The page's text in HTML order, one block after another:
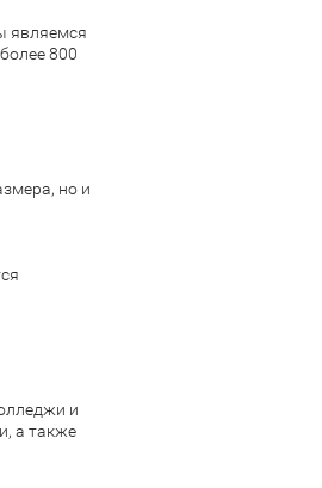
являемся
800
но и
и
а также